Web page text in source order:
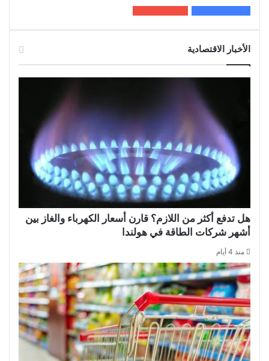
الأخبار الاقتصادية
هل تدفع أكثر من اللازم؟ قارن أسعار الكهرباء والغاز بين
أشهر شركات الطاقة في هولندا
منذ 4 أيام